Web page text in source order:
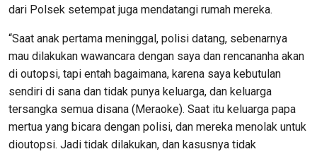
dari Polsek setempat juga mendatangi rumah mereka.
“Saat anak pertama meninggal, polisi datang, sebenarnya
mau dilakukan wawancara dengan saya dan rencananha akan
di outopsi, tapi entah bagaimana, karena saya kebutulan
sendiri di sana dan tidak punya keluarga, dan keluarga
tersangka semua disana (Meraoke). Saat itu keluarga papa
mertua yang bicara dengan polisi, dan mereka menolak untuk
dioutopsi. Jadi tidak dilakukan, dan kasusnya tidak